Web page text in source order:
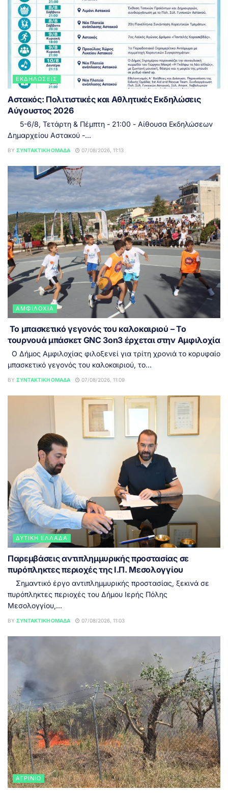
ΕΚΔΗΛΏΣΕΙΣ
Αστακός: Πολιτιστικές και Αθλητικές Εκδηλώσεις
Αύγουστος 2026
5-6/8, Τετάρτη & Πέμπτη - 21:00 - Αίθουσα Εκδηλώσεων
Δημαρχείου Αστακού -...
BY ΣΥΝΤΑΚΤΙΚΉ ΟΜΆΔΑ 07/08/2026, 11:13
ΑΜΦΙΛΟΧΊΑ
Το μπασκετικό γεγονός του καλοκαιριού – Το
τουρνουά μπάσκετ GNC 3on3 έρχεται στην Αμφιλοχία
Ο Δήμος Αμφιλοχίας φιλοξενεί για τρίτη χρονιά το κορυφαίο
μπασκετικό γεγονός του καλοκαιριού, το...
BY ΣΥΝΤΑΚΤΙΚΉ ΟΜΆΔΑ 07/08/2026, 11:09
ΔΥΤΙΚΉ ΕΛΛΆΔΑ
Παρεμβάσεις αντιπλημμυρικής προστασίας σε
πυρόπληκτες περιοχές της Ι.Π. Μεσολογγίου
Σημαντικό έργο αντιπλημμυρικής προστασίας, ξεκινά σε
πυρόπληκτες περιοχές του Δήμου Ιερής Πόλης
Μεσολογγίου,...
BY ΣΥΝΤΑΚΤΙΚΉ ΟΜΆΔΑ 07/08/2026, 11:03
ΑΓΡΊΝΙΟ